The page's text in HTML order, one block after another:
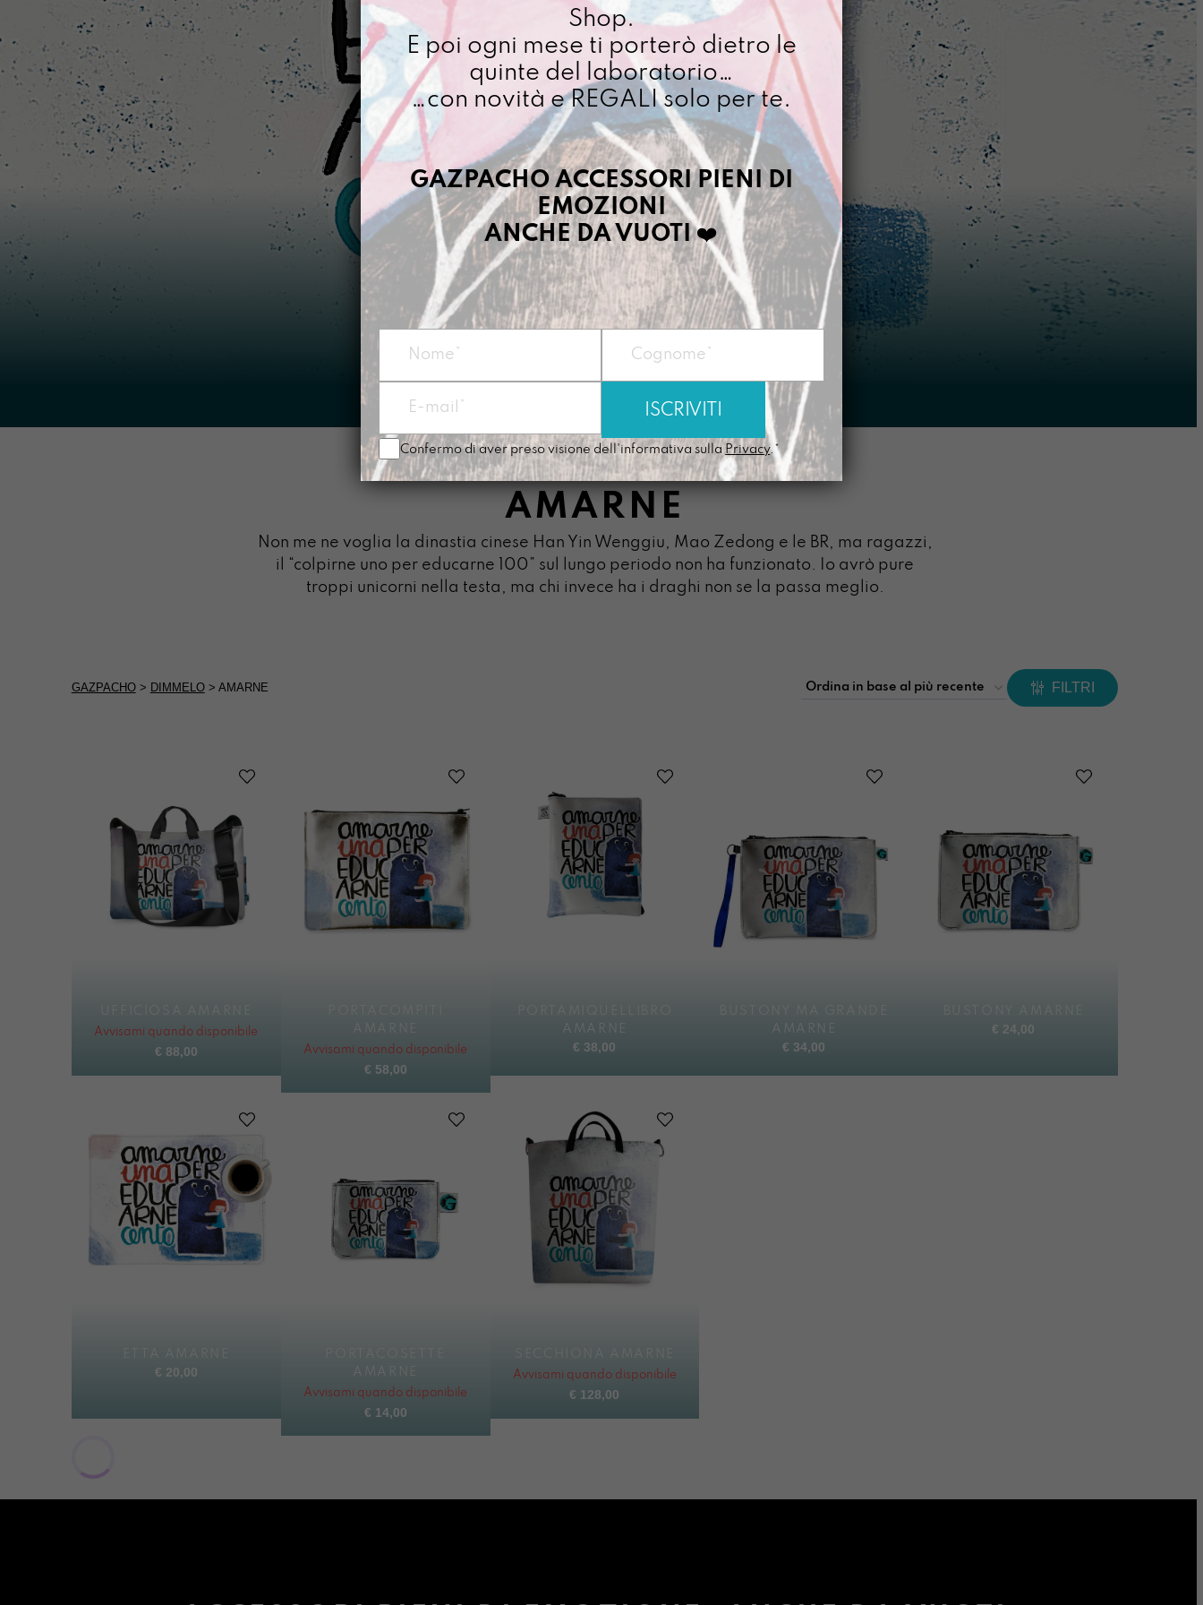
AMARNE
Non me ne voglia la dinastia cinese Han Yin Wenggiu, Mao Zedong e le BR, ma ragazzi,
il “colpirne uno per educarne 100” sul lungo periodo non ha funzionato. Io avrò pure
troppi unicorni nella testa, ma chi invece ha i draghi non se la passa meglio.
GAZPACHO> DIMMELO> AMARNE FILTRI
UFFICIOSA AMARNE
Avvisami quando disponibile
€ 88,00
AMARNE
Avvisami quando disponibile
€ 58,00
PORTAMIQUELLIBRO
AMARNE
€ 38,00
BUSTONY MA GRANDE
AMARNE
€ 34,00
BUSTONY AMARNE
€ 24,00
ETTA AMARNE
€ 20,00
AMARNE
Avvisami quando disponibile
€ 14,00
SECCHIONA AMARNE
Avvisami quando disponibile
€ 128,00
Shop.
E poi ogni mese ti porterò dietro le
quinte del laboratorio…
…con novità e REGALI solo per te.
GAZPACHO ACCESSORI PIENI DI
EMOZIONI
ANCHE DA VUOTI❤️
Confermo di aver preso visione dell'informativa sulla Privacy.*